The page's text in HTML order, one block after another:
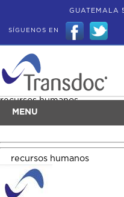
GUATEMALA
SÍGUENOS EN
MENU
recursos humanos
recursos humanos